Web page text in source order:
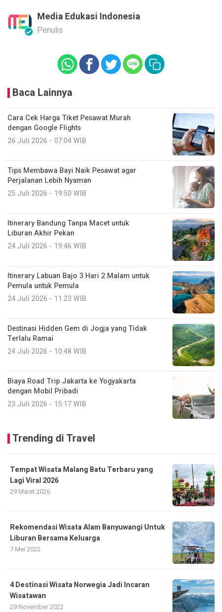
Media Edukasi Indonesia
Penulis
Baca Lainnya
Cara Cek Harga Tiket Pesawat Murah
dengan Google Flights
26 Juli 2026 - 07:04 WIB
Tips Membawa Bayi Naik Pesawat agar
Perjalanan Lebih Nyaman
25 Juli 2026 - 19:50 WIB
Itinerary Bandung Tanpa Macet untuk
Liburan Akhir Pekan
24 Juli 2026 - 19:46 WIB
Itinerary Labuan Bajo 3 Hari 2 Malam untuk
Pemula untuk Pemula
24 Juli 2026 - 11:23 WIB
Destinasi Hidden Gem di Jogja yang Tidak
Terlalu Ramai
24 Juli 2026 - 10:48 WIB
Biaya Road Trip Jakarta ke Yogyakarta
dengan Mobil Pribadi
23 Juli 2026 - 15:17 WIB
Trending di Travel
Tempat Wisata Malang Batu Terbaru yang
Lagi Viral 2026
29 Maret 2026
Rekomendasi Wisata Alam Banyuwangi Untuk
Liburan Bersama Keluarga
7 Mei 2022
4 Destinasi Wisata Norwegia Jadi Incaran
Wisatawan
29 November 2022